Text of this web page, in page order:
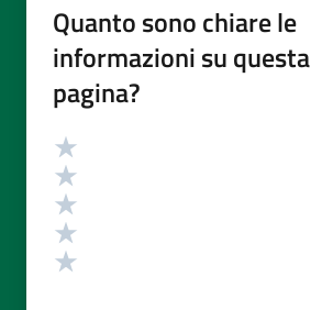
Quanto sono chiare le
informazioni su questa
pagina?
Valutazione